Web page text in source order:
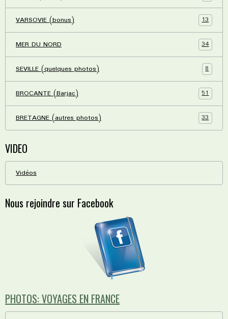
VARSOVIE (bonus) 13
MER DU NORD 34
SEVILLE (quelques photos) 8
BROCANTE (Barjac) 51
BRETAGNE (autres photos) 33
VIDEO
Vidéos
Nous rejoindre sur Facebook
PHOTOS: VOYAGES EN FRANCE